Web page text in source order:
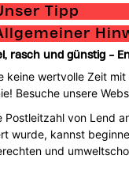
Tipp
rasch und günstig -
keine wertvolle Zeit
Besuche unsere
Postleitzahl von Lend
wurde, kannst
und